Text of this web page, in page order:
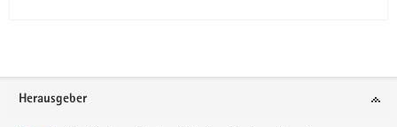
Footer-
Herausgeber